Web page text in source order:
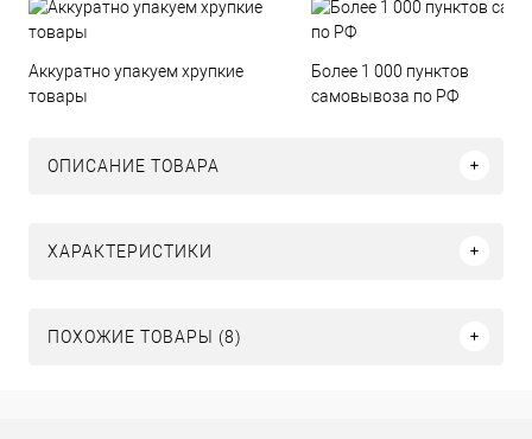
Аккуратно упакуем хрупкие
товары
Более 1 000 пунктов
самовывоза по РФ
ОПИСАНИЕ ТОВАРА
ХАРАКТЕРИСТИКИ
ПОХОЖИЕ ТОВАРЫ (8)